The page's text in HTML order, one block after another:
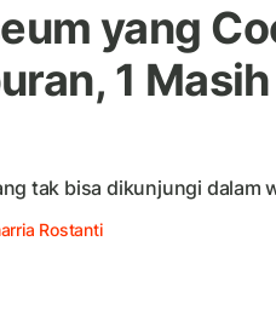
yang
1
tak bisa dikunjungi dalam
Rostanti